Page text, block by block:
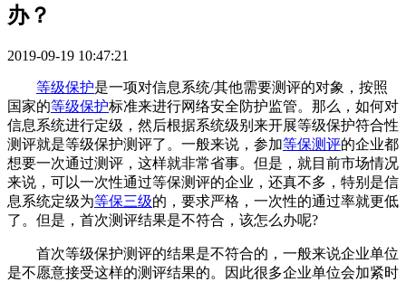
办？
2019-09-19 10:47:21
等级保护是一项对信息系统/其他需要测评的对象，按照
国家的等级保护标准来进行网络安全防护监管。那么，如何对
信息系统进行定级，然后根据系统级别来开展等级保护符合性
测评就是等级保护测评了。一般来说，参加等保测评的企业都
想要一次通过测评，这样就非常省事。但是，就目前市场情况
来说，可以一次性通过等保测评的企业，还真不多，特别是信
息系统定级为等保三级的，要求严格，一次性的通过率就更低
了。但是，首次测评结果是不符合，该怎么办呢?
首次等级保护测评的结果是不符合的，一般来说企业单位
是不愿意接受这样的测评结果的。因此很多企业单位会加紧时